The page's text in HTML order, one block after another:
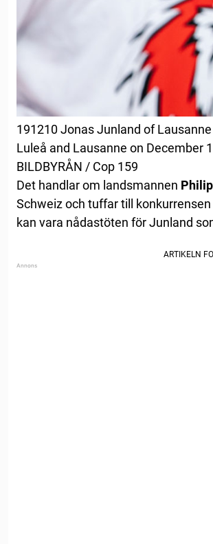
191210 Jonas Junland of
Luleå and Lausanne on December
BILDBYRÅN / Cop 159
Det handlar om landsmannen
Schweiz och tuffar till
kan vara nådastöten för Junland